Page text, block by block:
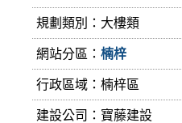
規劃類別：大樓類
網站分區： 楠梓
行政區域：楠梓區
建設公司： 寶藤建設